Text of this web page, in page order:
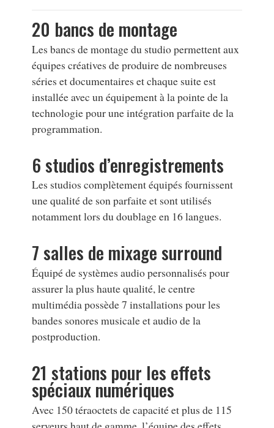
20 bancs de montage
Les bancs de montage du studio permettent aux
équipes créatives de produire de nombreuses
séries et documentaires et chaque suite est
installée avec un équipement à la pointe de la
technologie pour une intégration parfaite de la
programmation.
6 studios d’enregistrements
Les studios complètement équipés fournissent
une qualité de son parfaite et sont utilisés
notamment lors du doublage en 16 langues.
7 salles de mixage surround
Équipé de systèmes audio personnalisés pour
assurer la plus haute qualité, le centre
multimédia possède 7 installations pour les
bandes sonores musicale et audio de la
postproduction.
21 stations pour les effets
spéciaux numériques
Avec 150 téraoctets de capacité et plus de 115